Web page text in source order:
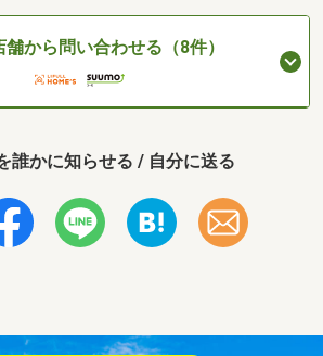
舗から問い合わせる（8件）
誰かに知らせる / 自分に送る